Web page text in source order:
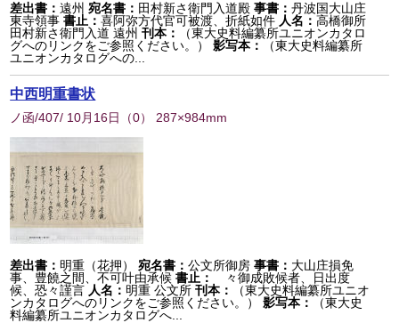
差出書：遠州 宛名書： 田村新さ衛門入道殿 事書：丹波国大山庄
東寺領事 書止：喜阿弥方代官可被渡、折紙如件 人名：高橋御所
田村新さ衛門入道 遠州 刊本：
（東大史料編纂所ユニオンカタロ
グへのリンクをご参照ください。）
影写本：
（東大史料編纂所
ユニオンカタログへの...
中西明重書状
ノ函/407/ 10月16日 （0） 287×984mm
差出書： 明重（花押） 宛名書：公文所御房 事書： 大山庄損免
事、豊饒之間、不可叶由承候 書止：
々御成敗候者、日出度
候、恐々謹言 人名： 明重 公文所 刊本：
（東大史料編纂所ユニオ
ンカタログへのリンクをご参照ください。）
影写本：
（東大史
料編纂所ユニオンカタログへ...